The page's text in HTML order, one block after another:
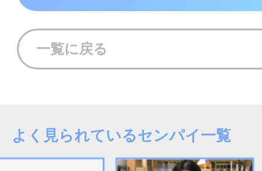
一覧に戻る
よく見られているセンパイ一覧